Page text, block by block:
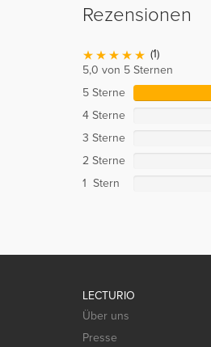
Rezensionen
(1)
5,0 von 5 Sternen
5 Sterne
4 Sterne
3 Sterne
2 Sterne
1 Stern
LECTURIO
Über uns
Presse